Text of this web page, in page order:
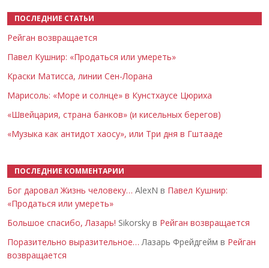
ПОСЛЕДНИЕ СТАТЬИ
Рейган возвращается
Павел Кушнир: «Продаться или умереть»
Краски Матисса, линии Сен-Лорана
Марисоль: «Море и солнце» в Кунстхаусе Цюриха
«Швейцария, страна банков» (и кисельных берегов)
«Музыка как антидот хаосу», или Три дня в Гштааде
ПОСЛЕДНИЕ КОММЕНТАРИИ
Бог даровал Жизнь человеку… AlexN в Павел Кушнир:
«Продаться или умереть»
Большое спасибо, Лазарь! Sikorsky в Рейган возвращается
Поразительно выразительное… Лазарь Фрейдгейм в Рейган
возвращается